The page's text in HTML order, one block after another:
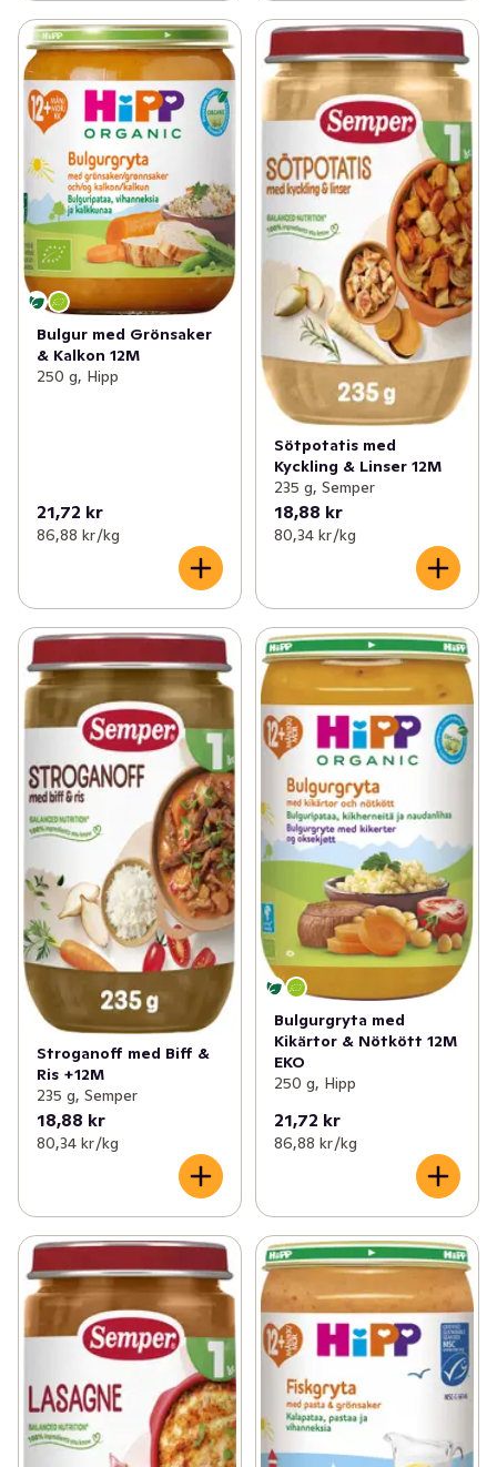
Bulgur med Grönsaker
& Kalkon 12M
250 g, Hipp
21,72 kr
86,88 kr /kg
Sötpotatis med
Kyckling & Linser 12M
235 g, Semper
18,88 kr
80,34 kr /kg
Stroganoff med Biff &
Ris +12M
235 g, Semper
18,88 kr
80,34 kr /kg
Bulgurgryta med
Kikärtor & Nötkött 12M
EKO
250 g, Hipp
21,72 kr
86,88 kr /kg